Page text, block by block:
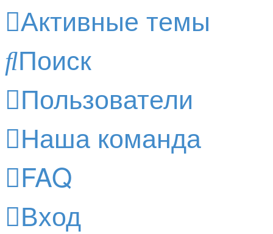
Активные темы
Поиск
Пользователи
Наша команда
FAQ
Вход